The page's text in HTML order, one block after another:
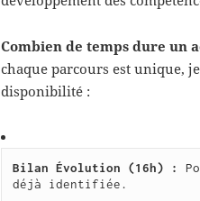
Combien de temps dure un
chaque parcours est unique,
disponibilité :
Bilan Évolution (16h) :
déjà identifiée.